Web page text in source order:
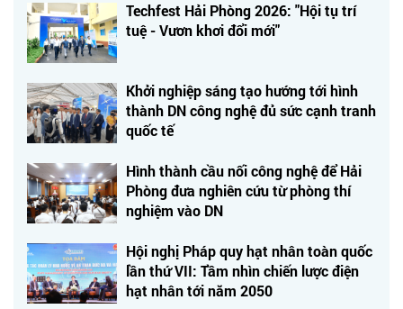
Techfest Hải Phòng 2026: "Hội tụ trí
tuệ - Vươn khơi đổi mới"
Khởi nghiệp sáng tạo hướng tới hình
thành DN công nghệ đủ sức cạnh tranh
quốc tế
Hình thành cầu nối công nghệ để Hải
Phòng đưa nghiên cứu từ phòng thí
nghiệm vào DN
Hội nghị Pháp quy hạt nhân toàn quốc
lần thứ VII: Tầm nhìn chiến lược điện
hạt nhân tới năm 2050